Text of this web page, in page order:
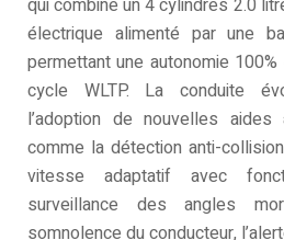
électrique alimenté par une
permettant une autonomie
cycle WLTP. La conduite
l’adoption de nouvelles
comme la détection anti-
vitesse adaptatif avec
surveillance des angles
somnolence du conducteur,